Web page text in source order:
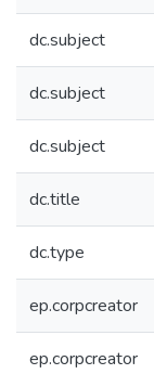
dc.subject
dc.subject
dc.subject
dc.title
dc.type
ep.corpcreator
ep.corpcreator